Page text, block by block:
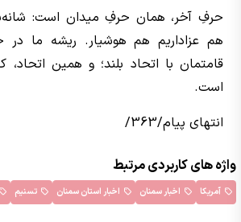
حرفِ آخر، همان حرفِ میدان است:
هم عزاداریم هم هوشیار. ریشه ما
قامتمان با اتحاد بلند؛ و همین اتحاد،
است.
انتهای پیام/363/
واژه های کاربردی مرتبط
آمریکا اخبار سمنان اخبار استان سمنان تسنیم